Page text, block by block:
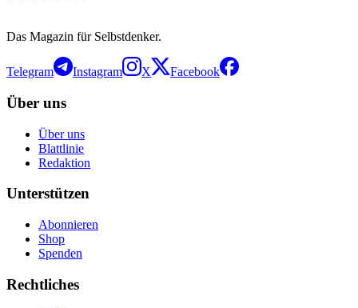
Das Magazin für Selbstdenker.
Telegram Instagram X Facebook
Über uns
Über uns
Blattlinie
Redaktion
Unterstützen
Abonnieren
Shop
Spenden
Rechtliches